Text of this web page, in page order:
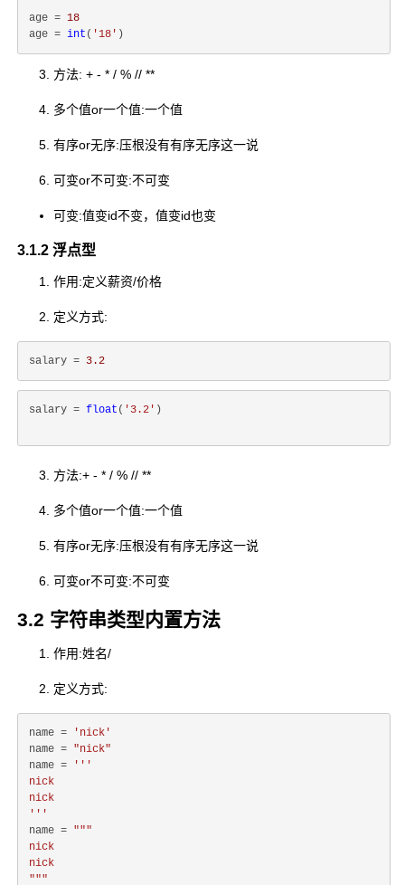
age = 18
age = int ( '18'
方法: + - * / % // **
多个值or一个值:一个值
有序or无序:压根没有有序无序这一说
可变or不可变:不可变
可变:值变id不变，值变id也变
3.1.2 浮点型
作用:定义薪资/价格
定义方式:
salary = 3.2
salary = float ( '3.2' )
方法:+ - * / % // **
多个值or一个值:一个值
有序or无序:压根没有有序无序这一说
可变or不可变:不可变
3.2 字符串类型内置方法
作用:姓名/
定义方式:
name =
'nick'
name = "nick"
name =
'''
nick
nick
'''
name = """
nick
nick
"""